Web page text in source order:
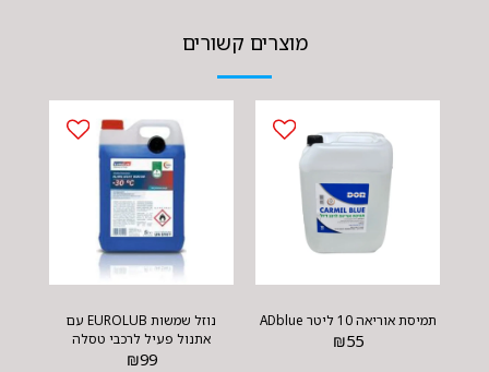
מוצרים קשורים
תמיסת אוריאה 10 ליטר ADblue
₪55
נוזל שמשות EUROLUB עם
אתנול פעיל לרכבי טסלה
₪99